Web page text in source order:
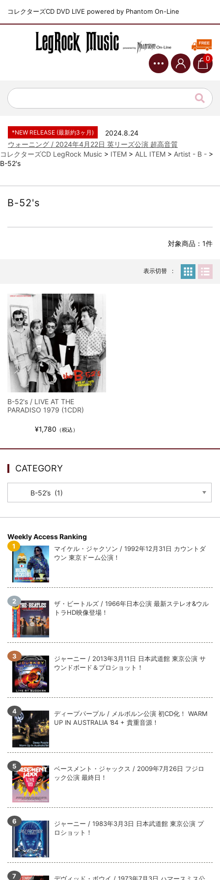
コレクターズCD DVD LIVE powered by Phantom On-Line
0
ジャーニー / 1979年5月8+9日 コロラド州 2公演 SBD 完全収録！
*NEW RELEASE (最新約3ヶ月)
2024.11.9
*NEW RELEASE (最新約3ヶ月)
2024.8.24
ウォーニング / 2024年4月22日 英リーズ公演 超高音質
IEM+Aud！
*NEW RELEASE (最新約3ヶ月)
収録！
*NEW RELEASE (最新約3ヶ月)
スコーピオンズ / 2024年6月15日 リスボン公演 FHD 完全収録！
マネスキン / 2024年6月9日 ドイツ ROCK AM RING 公演 FHD 完
リアム・ギャラガー / 2024年6月1日 英国シェフィールド公演 完
全収録！
*NEW RELEASE (最新約3ヶ月)
メガデス / 2023年8月4日 ドイツ W.O.A. 公演 FHD 完全収録！
*NEW RELEASE (最新約3ヶ月)
2024.6.9
ユーライア・ヒープ / 2023年8月3日 ドイツ W.O.A. 公演 FHD 完
全収録！
*NEW RELEASE (最新約3ヶ月)
ジャーニー / 1979年5月8+9日 コロラド州 2公演 SBD 完全収録！
*NEW RELEASE (最新約3ヶ月)
*NEW RELEASE (最新約3ヶ月)
IEM+Aud！
ビリー・ジョエル / 2024年3月24日 100Aniv. 米M.S.G公演 完全
収録！
*NEW RELEASE (最新約3ヶ月)
全収録！
スコーピオンズ / 2024年6月15日 リスボン公演 FHD 完全収録！
*NEW RELEASE (最新約3ヶ月)
2024.6.20
マネスキン / 2024年6月9日 ドイツ ROCK AM RING 公演 FHD 完
全収録！
*NEW RELEASE (最新約3ヶ月)
2024.6.9
リアム・ギャラガー / 2024年6月1日 英国シェフィールド公演 完
全収録！
*NEW RELEASE (最新約3ヶ月)
メガデス / 2023年8月4日 ドイツ W.O.A. 公演 FHD 完全収録！
*NEW RELEASE (最新約3ヶ月)
2024.6.9
ユーライア・ヒープ / 2023年8月3日 ドイツ W.O.A. 公演 FHD 完
全収録！
*NEW RELEASE (最新約3ヶ月)
ジャーニー / 1979年5月8+9日 コロラド州 2公演 SBD 完全収録！
コレクターズCD LegRock Music > ITEM > ALL ITEM > Artist - B - >
B-52's
B-52's
対象商品：1件
表示切替
B-52's / LIVE AT THE
PARADISO 1979 (1CDR)
¥1,780 （税込）
CATEGORY
Weekly Access Ranking
マイケル・ジャクソン / 1992年12月31日 カウントダ
ウン 東京ドーム公演！
ザ・ビートルズ / 1966年日本公演 最新ステレオ&ウル
トラHD映像登場！
ジャーニー / 2013年3月11日 日本武道館 東京公演 サ
ウンドボード＆プロショット！
ディープパープル / メルボルン公演 初CD化！ WARM
UP IN AUSTRALIA ’84 + 貴重音源！
ベースメント・ジャックス / 2009年7月26日 フジロ
ック公演 最終日！
ジャーニー / 1983年3月3日 日本武道館 東京公演 プ
ロショット！
デヴィッド・ボウイ / 1973年7月3日 ハマースミス公